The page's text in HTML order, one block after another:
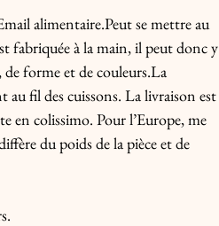
alimentaire.Peut se mettre au
fabriquée à la main, il peut donc y
de forme et de couleurs.La
fil des cuissons. La livraison est
en colissimo. Pour l’Europe, me
du poids de la pièce et de